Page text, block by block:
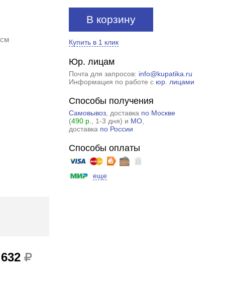
В корзину
Купить в 1 клик
Юр. лицам
Почта для запросов: info@kupatika.ru
Информация по работе с юр. лицами
Способы получения
Самовывоз, доставка по Москве
(490 р. , 1-3 дня) и МО,
доставка по России
Способы оплаты
еще